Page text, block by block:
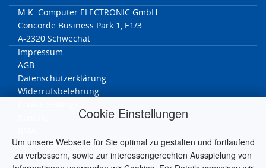
Cookie Einstellungen
Um unsere Webseite für Sie optimal zu gestalten und fortlaufend
zu verbessern, sowie zur interessengerechten Ausspielung von
M.K. Computer ELECTRONIC GmbH
Concorde Business Park 1, E1/3
A-2320 Schwechat
Impressum
AGB
Datenschutzerklärung
Widerrufsbelehrung
Versandkosten
Widerrufformular